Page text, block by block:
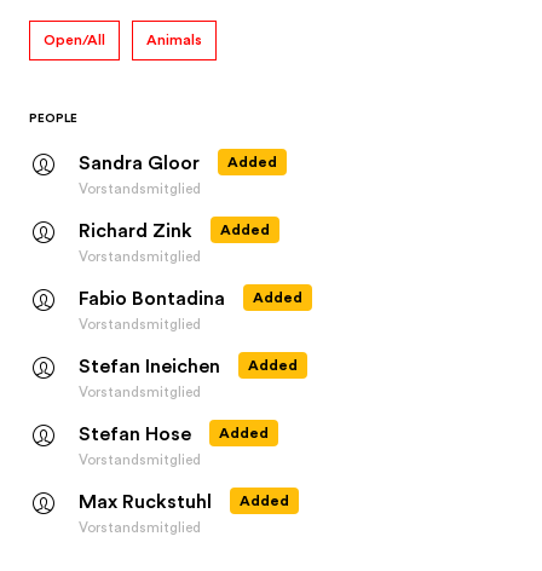
Open/All Animals
PEOPLE
Sandra Gloor
Added
Vorstandsmitglied
Richard Zink
Added
Vorstandsmitglied
Fabio Bontadina
Added
Vorstandsmitglied
Stefan Ineichen
Added
Vorstandsmitglied
Stefan Hose
Added
Vorstandsmitglied
Max Ruckstuhl
Added
Vorstandsmitglied